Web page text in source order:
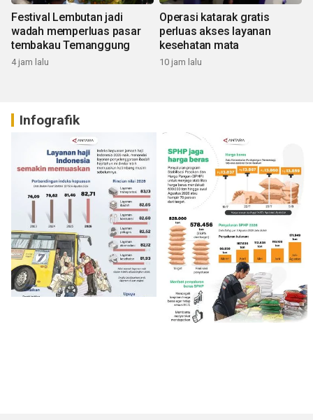
Festival Lembutan jadi
wadah memperluas pasar
tembakau Temanggung
4 jam lalu
Operasi katarak gratis
perluas akses layanan
kesehatan mata
10 jam lalu
Infografik